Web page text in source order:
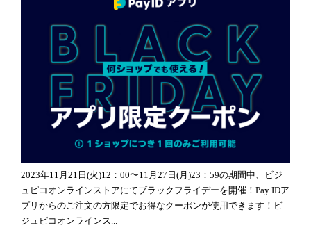
2023年11月21日(火)12：00〜11月27日(月)23：59の期間中、ビジ
ュピコオンラインストアにてブラックフライデーを開催！Pay IDア
プリからのご注文の方限定でお得なクーポンが使用できます！ビ
ジュピコオンラインス...